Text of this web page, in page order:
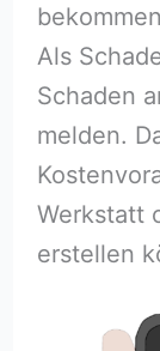
Als
Schaden
melden.
Werkstatt
erstellen